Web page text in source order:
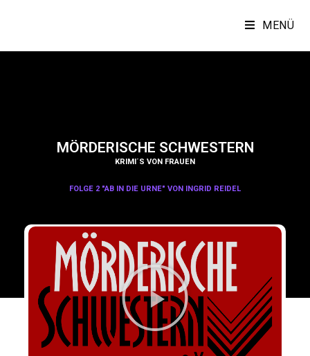
MENÜ
MÖRDERISCHE SCHWESTERN
KRIMI´S VON FRAUEN
FOLGE 2 "AB IN DIE URNE" VON INGRID REIDEL